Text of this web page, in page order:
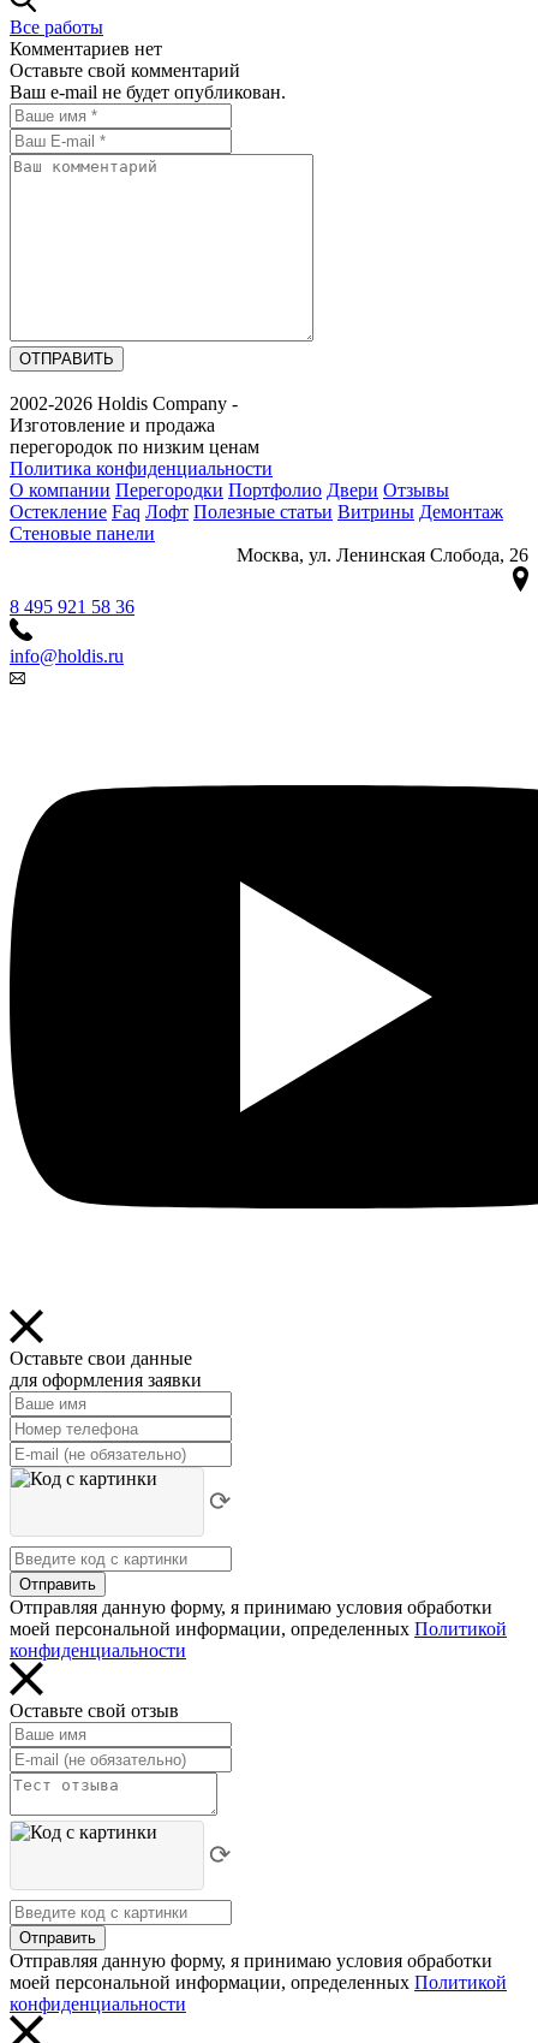
Все работы
Комментариев нет
Оставьте свой комментарий
Ваш e-mail не будет опубликован.
ОТПРАВИТЬ
2002-2026 Holdis Company -
Изготовление и продажа
перегородок по низким ценам
Политика конфиденциальности
О компании Перегородки Портфолио Двери Отзывы
Остекление Faq Лофт Полезные статьи Витрины Демонтаж
Стеновые панели
Москва, ул. Ленинская Слобода, 26
8 495 921 58 36
info@holdis.ru
Оставьте свои данные
для оформления заявки
⟳
Отправить
Отправляя данную форму, я принимаю условия обработки
моей персональной информации, определенных Политикой
конфиденциальности
Оставьте свой отзыв
⟳
Отправить
Отправляя данную форму, я принимаю условия обработки
моей персональной информации, определенных Политикой
конфиденциальности